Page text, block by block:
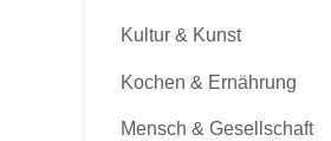
Kultur & Kunst
Kochen & Ernährung
Mensch & Gesellschaft